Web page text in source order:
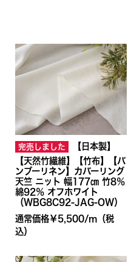
完売しました
【日本製】
【天然竹繊維】【竹布】【バ
ンブーリネン】カバーリング
天竺 ニット 幅177㎝ 竹8％
綿92％ オフホワイト
（WBG8C92-JAG-OW）
通常価格￥5,500/ｍ （税
込）